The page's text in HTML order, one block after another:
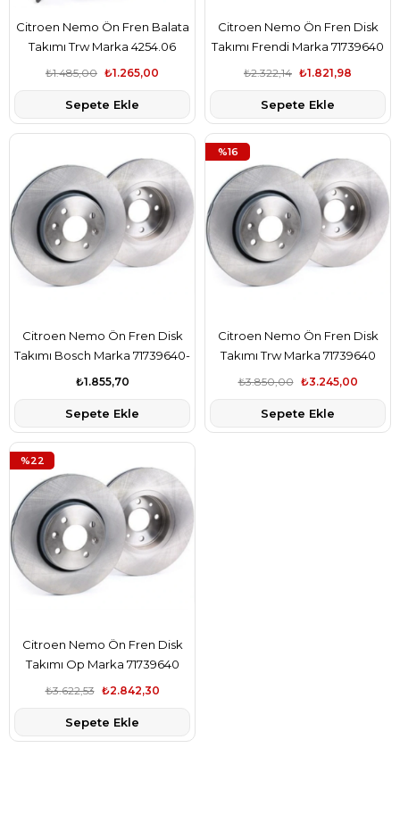
Citroen Nemo Ön Fren Balata
Takımı Trw Marka 4254.06
₺1.265,00
₺1.485,00
Sepete Ekle
Citroen Nemo Ön Fren Disk
Takımı Frendi Marka 71739640
₺1.821,98
₺2.322,14
Sepete Ekle
Citroen Nemo Ön Fren Disk
Takımı Bosch Marka 71739640-
71739640
₺1.855,70
Sepete Ekle
Citroen Nemo Ön Fren Disk
Takımı Trw Marka 71739640
₺3.245,00
₺3.850,00
Sepete Ekle
%16
Citroen Nemo Ön Fren Disk
Takımı Op Marka 71739640
₺2.842,30
₺3.622,53
Sepete Ekle
%22